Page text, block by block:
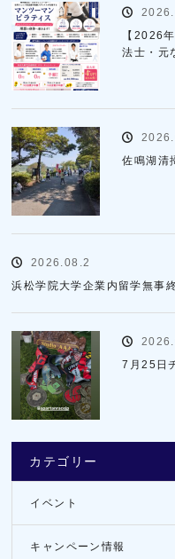
【2026
法士・元
佐鳴湖清
2026.08.2
浜松学院大学企業内留学無事
7月25日
カテゴリー
イベント
キャンペーン情報